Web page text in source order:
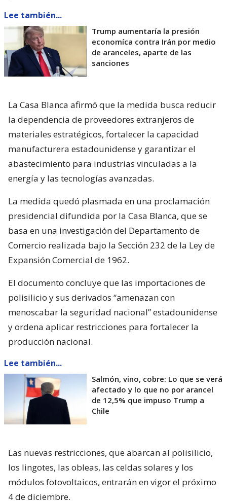
Lee también...
Trump aumentaría la presión
economíca contra Irán por medio
de aranceles, aparte de las
sanciones
La Casa Blanca afirmó que la medida busca reducir
la dependencia de proveedores extranjeros de
materiales estratégicos, fortalecer la capacidad
manufacturera estadounidense y garantizar el
abastecimiento para industrias vinculadas a la
energía y las tecnologías avanzadas.
La medida quedó plasmada en una proclamación
presidencial difundida por la Casa Blanca, que se
basa en una investigación del Departamento de
Comercio realizada bajo la Sección 232 de la Ley de
Expansión Comercial de 1962.
El documento concluye que las importaciones de
polisilicio y sus derivados “amenazan con
menoscabar la seguridad nacional” estadounidense
y ordena aplicar restricciones para fortalecer la
producción nacional.
Lee también...
Salmón, vino, cobre: Lo que se verá
afectado y lo que no por arancel
de 12,5% que impuso Trump a
Chile
Las nuevas restricciones, que abarcan al polisilicio,
los lingotes, las obleas, las celdas solares y los
módulos fotovoltaicos, entrarán en vigor el próximo
4 de diciembre.